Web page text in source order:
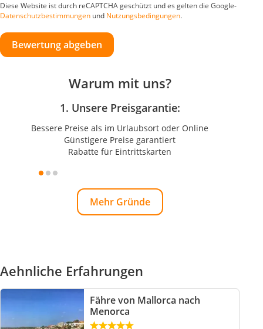
Diese Website ist durch reCAPTCHA geschützt und es gelten die Google-
Datenschutzbestimmungen und Nutzungsbedingungen.
Bewertung abgeben
Warum mit uns?
1. Unsere Preisgarantie:
Bessere Preise als im Urlaubsort oder Online
Günstigere Preise garantiert
Rabatte für Eintrittskarten
Mehr Gründe
Aehnliche Erfahrungen
Fähre von Mallorca nach
Menorca